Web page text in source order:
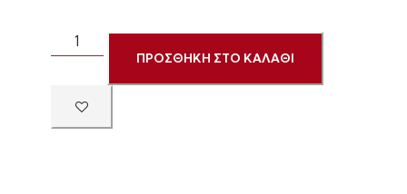
ΠΡΟΣΘΗΚΗ ΣΤΟ ΚΑΛΑΘΙ